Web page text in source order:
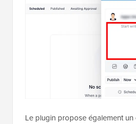
Le plugin propose également